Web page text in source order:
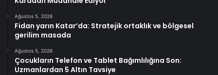
Ağustos 5, 2026
Fidan yarın Katar’da: Stratejik ortaklık ve bölgesel
gerilim masada
Ağustos 5, 2026
Çocukların Telefon ve Tablet Bağımlılığına Son:
Uzmanlardan 5 Altın Tavsiye